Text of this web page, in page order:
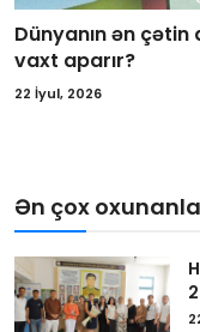
Dünyanın ən
vaxt aparır?
22 İyul, 2026
Ən çox